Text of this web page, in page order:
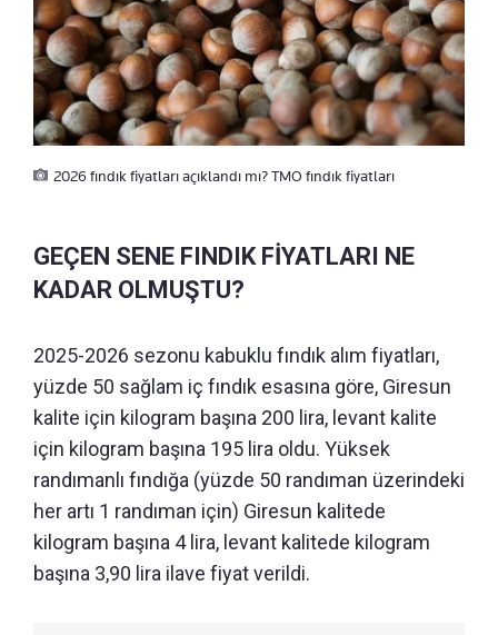
2026 fındık fiyatları açıklandı mı? TMO fındık fiyatları
GEÇEN SENE FINDIK FİYATLARI NE
KADAR OLMUŞTU?
2025-2026 sezonu kabuklu fındık alım fiyatları,
yüzde 50 sağlam iç fındık esasına göre, Giresun
kalite için kilogram başına 200 lira, levant kalite
için kilogram başına 195 lira oldu. Yüksek
randımanlı fındığa (yüzde 50 randıman üzerindeki
her artı 1 randıman için) Giresun kalitede
kilogram başına 4 lira, levant kalitede kilogram
başına 3,90 lira ilave fiyat verildi.